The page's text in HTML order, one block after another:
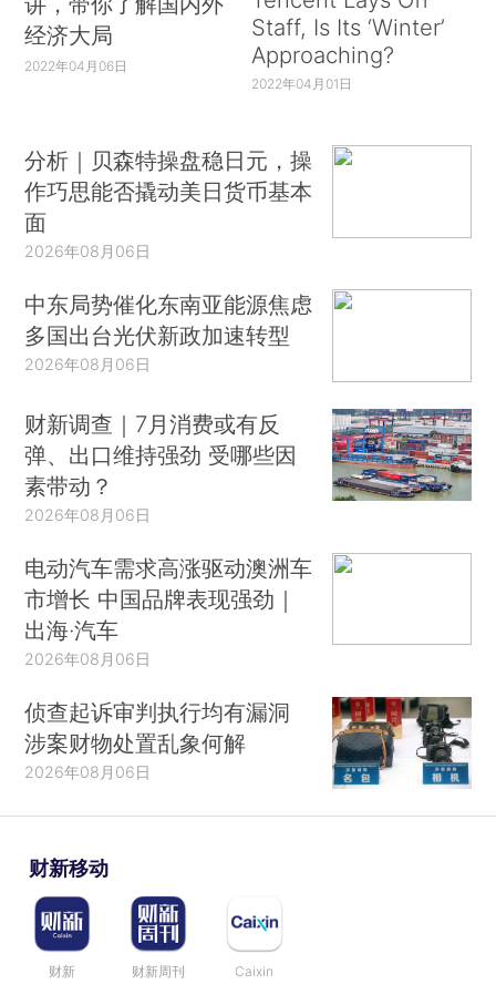
经济大局
2022年04月06日
Staff, Is Its ‘Winter’
Approaching?
2022年04月01日
分析｜贝森特操盘稳日元，操
作巧思能否撬动美日货币基本
面
2026年08月06日
中东局势催化东南亚能源焦虑
多国出台光伏新政加速转型
2026年08月06日
财新调查｜7月消费或有反
弹、出口维持强劲 受哪些因
素带动？
2026年08月06日
电动汽车需求高涨驱动澳洲车
市增长 中国品牌表现强劲｜
出海·汽车
2026年08月06日
侦查起诉审判执行均有漏洞
涉案财物处置乱象何解
2026年08月06日
财新移动
财新 财新周刊 Caixin